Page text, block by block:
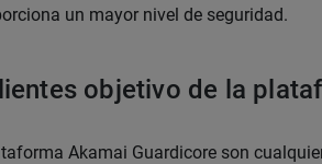
un mayor nivel de seguridad.
objetivo de la
Akamai Guardicore son